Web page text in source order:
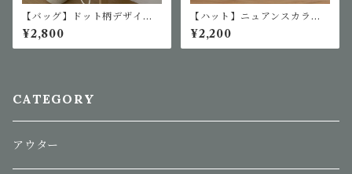
【バッグ】ドット柄デザイン
リュック
¥2,800
【ハット】ニュアンスカラー
ベースボールキャップ
¥2,200
CATEGORY
アウター